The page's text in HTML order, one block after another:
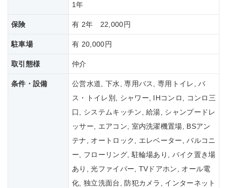
1年
保険 有 2年 22,000円
駐車場 有 20,000円
取引態様 仲介
条件・設備
公営水道, 下水, 専用バス, 専用トイレ, バ
ス・トイレ別, シャワー, IHコンロ, コンロ三
口, システムキッチン, 給湯, シャンプードレ
ッサー, エアコン, 室内洗濯機置場, BSアン
テナ, オートロック, エレベーター, バルコニ
ー, フローリング, 駐輪場あり, バイク置き場
あり, 光ファイバー, TVドアホン, オール電
化, 独立洗面台, 防犯カメラ, インターネット